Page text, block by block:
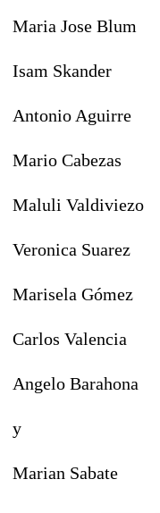
Maria Jose Blum
Isam Skander
Antonio Aguirre
Mario Cabezas
Maluli Valdiviezo
Veronica Suarez
Marisela Gómez
Carlos Valencia
Angelo Barahona
y
Marian Sabate